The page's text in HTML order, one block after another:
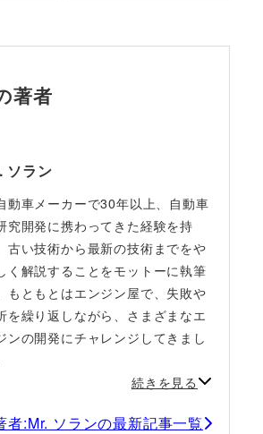
著者
ソラン
動車メーカーで30年以上、自動車
究開発に携わってきた経験を持
古い技術から最新の技術までをや
く解説することをモットーに執筆
もともとはエンジン屋で、失敗や
を繰り返しながら、さまざまなエ
ンの開発にチャレンジしてきまし
続きを見る
者:Mr. ソランの最新記事一覧